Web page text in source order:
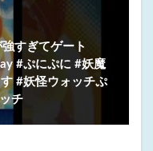
すぎてゲート
#ぷにぷに #妖魔
#妖怪ウォッチぷ
チ